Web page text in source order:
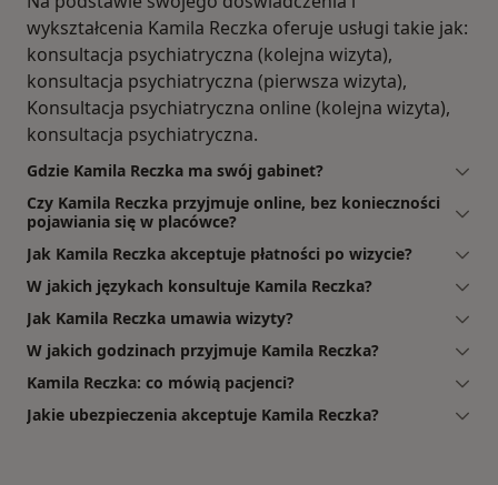
wykształcenia Kamila Reczka oferuje usługi takie jak:
konsultacja psychiatryczna (kolejna wizyta),
konsultacja psychiatryczna (pierwsza wizyta),
Konsultacja psychiatryczna online (kolejna wizyta),
konsultacja psychiatryczna.
Gdzie Kamila Reczka ma swój gabinet?
Czy Kamila Reczka przyjmuje online, bez konieczności
pojawiania się w placówce?
Jak Kamila Reczka akceptuje płatności po wizycie?
W jakich językach konsultuje Kamila Reczka?
Jak Kamila Reczka umawia wizyty?
W jakich godzinach przyjmuje Kamila Reczka?
Kamila Reczka: co mówią pacjenci?
Jakie ubezpieczenia akceptuje Kamila Reczka?